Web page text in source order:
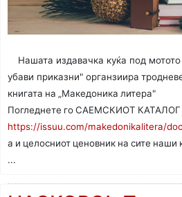
Нашата издавачка куќа под
убави приказни" органзиира
книгата на „Maкедоника литера"
Погледнете го САЕМСКИОТ
https://issuu.com/makedonikalitera/
а и целосниот ценовник на сите наши
...